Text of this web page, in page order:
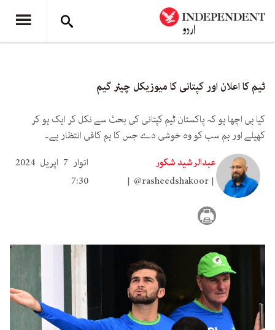
ٹیم کا اعلان اور کپتانی کا میوزیکل چیئر گیم
کیا ہی اچھا ہو کہ پاکستان ٹیم کپتانی کی بحث سے نکل کر ایک ہو کر
کھیلے اور ہم سب کو وہ خوشی دے جس کا ہم کافی انتظار ہے۔
عبدالرشید شکور
@rasheedshakoor
اتوار 7 اپریل 2024
7:30